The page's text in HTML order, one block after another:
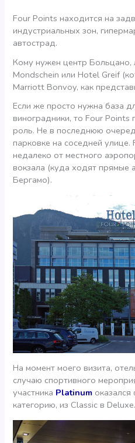
Four Points находится на
индустриальных зон,
автострад.
Кому нужен центр
Mondschein или Hotel Greif
Marriott Bonvoy, как
Если же просто нужна база
виноградники, то Four Points
роль. Не в последнюю
парковке на соседней
недалеко от местного
вокзала (куда ходят прямые
Бергамо).
На момент моего визита,
случаю спортивного
участника Platinum
категорию, из Classic в Deluxe.